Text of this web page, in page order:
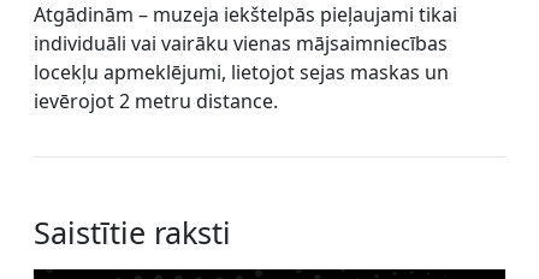
Atgādinām – muzeja iekštelpās pieļaujami tikai
individuāli vai vairāku vienas mājsaimniecības
locekļu apmeklējumi, lietojot sejas maskas un
ievērojot 2 metru distance.
Saistītie raksti